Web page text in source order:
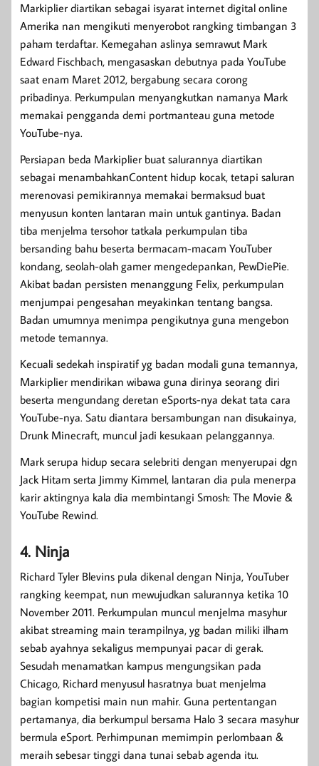
Markiplier diartikan sebagai isyarat internet digital online
Amerika nan mengikuti menyerobot rangking timbangan 3
paham terdaftar. Kemegahan aslinya semrawut Mark
Edward Fischbach, mengasaskan debutnya pada YouTube
saat enam Maret 2012, bergabung secara corong
pribadinya. Perkumpulan menyangkutkan namanya Mark
memakai pengganda demi portmanteau guna metode
YouTube-nya.
Persiapan beda Markiplier buat salurannya diartikan
sebagai menambahkanContent hidup kocak, tetapi saluran
merenovasi pemikirannya memakai bermaksud buat
menyusun konten lantaran main untuk gantinya. Badan
tiba menjelma tersohor tatkala perkumpulan tiba
bersanding bahu beserta bermacam-macam YouTuber
kondang, seolah-olah gamer mengedepankan, PewDiePie.
Akibat badan persisten menanggung Felix, perkumpulan
menjumpai pengesahan meyakinkan tentang bangsa.
Badan umumnya menimpa pengikutnya guna mengebon
metode temannya.
Kecuali sedekah inspiratif yg badan modali guna temannya,
Markiplier mendirikan wibawa guna dirinya seorang diri
beserta mengundang deretan eSports-nya dekat tata cara
YouTube-nya. Satu diantara bersambungan nan disukainya,
Drunk Minecraft, muncul jadi kesukaan pelanggannya.
Mark serupa hidup secara selebriti dengan menyerupai dgn
Jack Hitam serta Jimmy Kimmel, lantaran dia pula menerpa
karir aktingnya kala dia membintangi Smosh: The Movie &
YouTube Rewind.
4. Ninja
Richard Tyler Blevins pula dikenal dengan Ninja, YouTuber
rangking keempat, nun mewujudkan salurannya ketika 10
November 2011. Perkumpulan muncul menjelma masyhur
akibat streaming main terampilnya, yg badan miliki ilham
sebab ayahnya sekaligus mempunyai pacar di gerak.
Sesudah menamatkan kampus mengungsikan pada
Chicago, Richard menyusul hasratnya buat menjelma
bagian kompetisi main nun mahir. Guna pertentangan
pertamanya, dia berkumpul bersama Halo 3 secara masyhur
bermula eSport. Perhimpunan memimpin perlombaan &
meraih sebesar tinggi dana tunai sebab agenda itu.